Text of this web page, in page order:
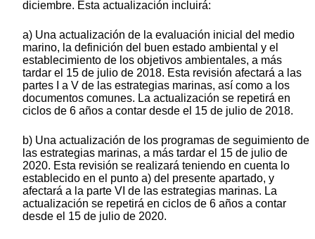
diciembre. Esta actualización incluirá:
a) Una actualización de la evaluación inicial del medio
marino, la definición del buen estado ambiental y el
establecimiento de los objetivos ambientales, a más
tardar el 15 de julio de 2018. Esta revisión afectará a las
partes I a V de las estrategias marinas, así como a los
documentos comunes. La actualización se repetirá en
ciclos de 6 años a contar desde el 15 de julio de 2018.
b) Una actualización de los programas de seguimiento de
las estrategias marinas, a más tardar el 15 de julio de
2020. Esta revisión se realizará teniendo en cuenta lo
establecido en el punto a) del presente apartado, y
afectará a la parte VI de las estrategias marinas. La
actualización se repetirá en ciclos de 6 años a contar
desde el 15 de julio de 2020.